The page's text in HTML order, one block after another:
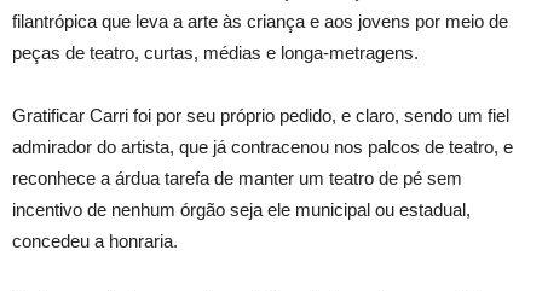
filantrópica que leva a arte às criança e aos jovens por meio de
peças de teatro, curtas, médias e longa-metragens.
Gratificar Carri foi por seu próprio pedido, e claro, sendo um fiel
admirador do artista, que já contracenou nos palcos de teatro, e
reconhece a árdua tarefa de manter um teatro de pé sem
incentivo de nenhum órgão seja ele municipal ou estadual,
concedeu a honraria.